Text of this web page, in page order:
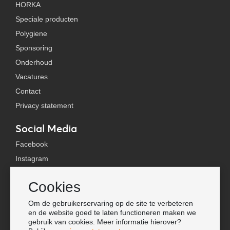
Cookies
Om de gebruikerservaring op de site te verbeteren
en de website goed te laten functioneren maken we
gebruik van cookies. Meer informatie hierover?
HORKA
Speciale producten
Polygiene
Sponsoring
Onderhoud
Vacatures
Contact
Privacy statement
Social Media
Facebook
Instagram
TikTok
Tools
Lookbook